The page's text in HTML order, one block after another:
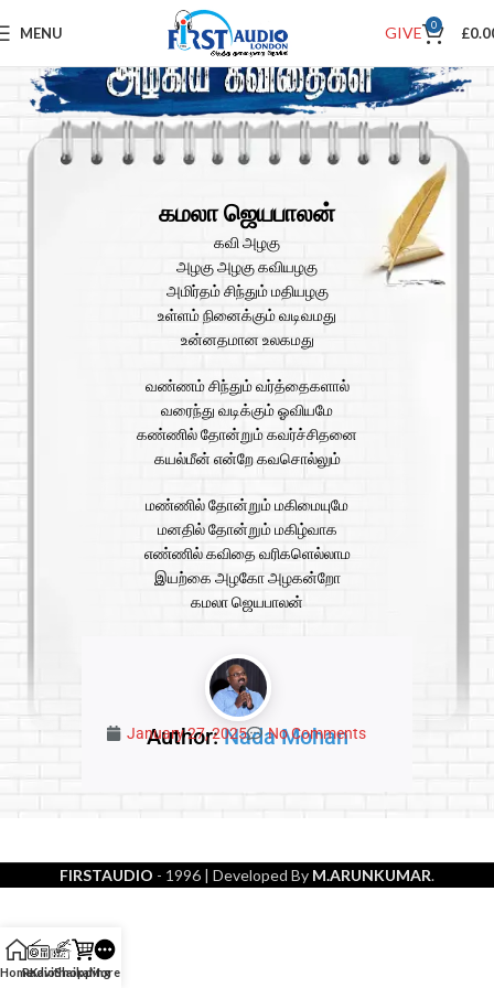
MENU GIVE 0 £
கமலா ஜெயபாலன்
கவி அழகு
அழகு அழகு கவியழகு
அமிர்தம் சிந்தும் மதியழகு
உள்ளம் நினைக்கும் வடிவமது
உன்னதமான உலகமது
வண்ணம் சிந்தும் வர்த்தைகளால்
வரைந்து வடிக்கும் ஓவியமே
கண்ணில் தோன்றும் கவர்ச்சிதனை
கயல்மீன் என்றே கவசொல்லும்
மண்ணில் தோன்றும் மகிமையுமே
மனதில் தோன்றும் மகிழ்வாக
எண்ணில் கவிதை வரிகளெல்லாம
இயற்கை அழகோ அழகன்றோ
கமலா ஜெயபாலன்
Author:Nada Mohan
January 27, 2025 No Comments
FIRSTAUDIO - 1996 | Developed By M.ARUNKUMAR.
HomeRadio
Kavithaikal
Shopping
More